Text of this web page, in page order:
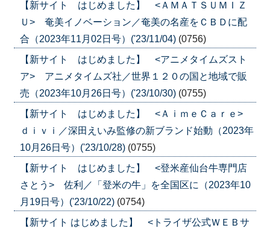
【新サイト はじめました】 <ＡＭＡＴＳＵＭＩＺ
Ｕ> 奄美イノベーション／奄美の名産をＣＢＤに配
合（2023年11月02日号）('23/11/04) (0756)
【新サイト はじめました】 <アニメタイムズスト
ア> アニメタイムズ社／世界１２０の国と地域で販
売（2023年10月26日号）('23/10/30) (0755)
【新サイト はじめました】 <ＡｉｍｅＣａｒｅ>
ｄｉｖｉ／深田えいみ監修の新ブランド始動（2023年
10月26日号）('23/10/28) (0755)
【新サイト はじめました】 <登米産仙台牛専門店
さとう> 佐利／「登米の牛」を全国区に（2023年10
月19日号）('23/10/22) (0754)
【新サイト はじめました】 <トライザ公式ＷＥＢサ